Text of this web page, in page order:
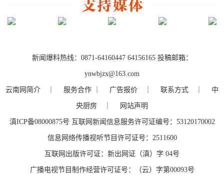
新闻爆料热线：0871-64160447 64156165 投稿邮箱：
ynwbjzx@163.com
云南网简介 ｜ 服务合作 ｜ 广告报价 联系方式 中
央厨房 网站声明
滇ICP备08000875号 互联网新闻信息服务许可证编号：53120170002
信息网络传播视听节目许可证号：2511600
互联网出版许可证：新出网证（滇）字 04号
广播电视节目制作经营许可证号：（云）字第00093号